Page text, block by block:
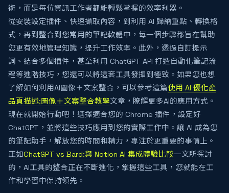
術，而是每位資訊工作者都能輕鬆掌握的效率利器。
從安裝設定插件、快速擷取內容，到利用 AI 歸納重點、轉換格
式，再到整合到您常用的筆記軟體中，每一個步驟都旨在幫助
您更有效地管理知識，提升工作效率。此外，透過自訂提示
詞、結合多個插件，甚至利用 ChatGPT API 打造自動化筆記流
程等進階技巧，您還可以將這套工具發揮到極致。如果您也想
了解如何利用AI圖像＋文案整合，可以參考這篇使用 AI 優化產
品頁描述:圖像＋文案整合教學文章，瞭解更多AI的應用方式。
現在就開始行動吧！選擇適合您的 Chrome 插件，設定好
ChatGPT，並將這些技巧應用到您的實際工作中。讓 AI 成為您
的筆記助手，解放您的時間和精力，專注於更重要的事情上。
正如ChatGPT vs Bard:與 Notion AI 集成體驗比較一文所探討
的，AI工具的整合正在不斷進化，掌握這些工具，您就能在工
作和學習中保持領先。